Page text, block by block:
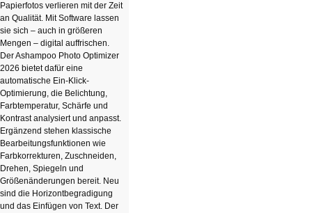
Papierfotos verlieren mit der Zeit
an Qualität. Mit Software lassen
sie sich – auch in größeren
Mengen – digital auffrischen.
Der Ashampoo Photo Optimizer
2026 bietet dafür eine
automatische Ein-Klick-
Optimierung, die Belichtung,
Farbtemperatur, Schärfe und
Kontrast analysiert und anpasst.
Ergänzend stehen klassische
Bearbeitungsfunktionen wie
Farbkorrekturen, Zuschneiden,
Drehen, Spiegeln und
Größenänderungen bereit. Neu
sind die Horizontbegradigung
und das Einfügen von Text. Der